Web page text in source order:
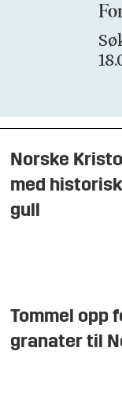
Norske
med
gull
Tommel opp
granater til